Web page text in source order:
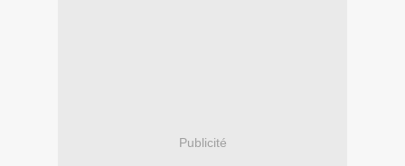
Publicité